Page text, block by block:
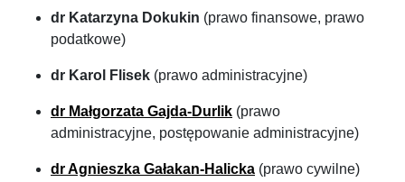
dr Katarzyna Dokukin (prawo finansowe, prawo
podatkowe)
dr Karol Flisek (prawo administracyjne)
dr Małgorzata Gajda-Durlik (prawo
administracyjne, postępowanie administracyjne)
dr Agnieszka Gałakan-Halicka (prawo cywilne)